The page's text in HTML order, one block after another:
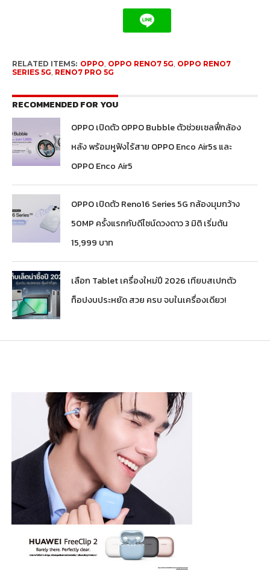
RELATED ITEMS: OPPO OPPO RENO7 5G OPPO RENO7
SERIES 5G RENO7 PRO 5G
RECOMMENDED FOR YOU
OPPO เปิดตัว OPPO Bubble ตัวช่วยเซลฟี่กล้อง
หลัง พร้อมหูฟังไร้สาย OPPO Enco Air5s และ
OPPO Enco Air5
OPPO เปิดตัว Reno16 Series 5G กล้องมุมกว้าง
50MP ครั้งแรกกับดีไซน์ดวงดาว 3 มิติ เริ่มต้น
15,999 บาท
เลือก Tablet เครื่องใหม่ปี 2026 เทียบสเปกตัว
ท็อปงบประหยัด สวย ครบ จบในเครื่องเดียว!